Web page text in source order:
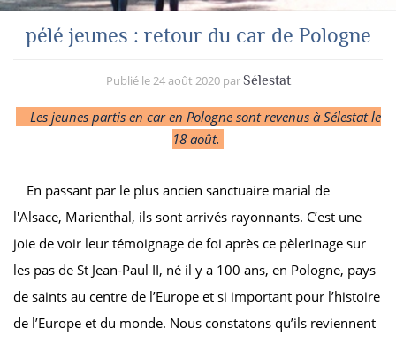
pélé jeunes : retour du car de Pologne
Publié le24 août 2020 parSélestat
Les jeunes partis en car en Pologne sont revenus à Sélestat le
18 août.
En passant par le plus ancien sanctuaire marial de
l'Alsace, Marienthal, ils sont arrivés rayonnants. C’est une
joie de voir leur témoignage de foi après ce pèlerinage sur
les pas de St Jean-Paul II, né il y a 100 ans, en Pologne, pays
de saints au centre de l’Europe et si important pour l’histoire
de l’Europe et du monde. Nous constatons qu’ils reviennent